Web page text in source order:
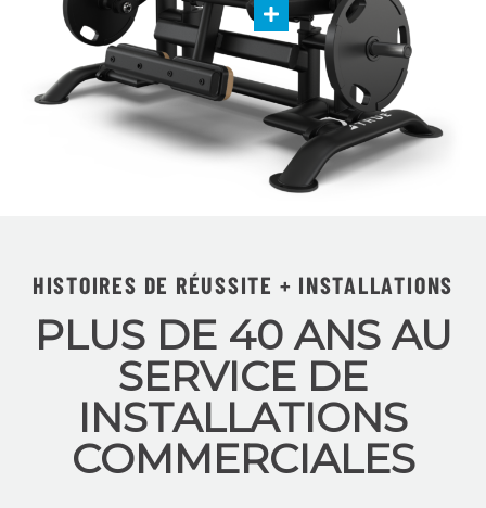
HISTOIRES DE RÉUSSITE + INSTALLATIONS
PLUS DE 40 ANS AU
SERVICE DE
INSTALLATIONS
COMMERCIALES